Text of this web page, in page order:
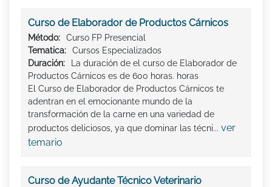
Curso de Elaborador de Productos Cárnicos
Método:
Curso FP Presencial
Tematica:
Cursos Especializados
Duración:
La duración de el curso de Elaborador de
Productos Cárnicos es de 600 horas. horas
El Curso de Elaborador de Productos Cárnicos te
adentran en el emocionante mundo de la
transformación de la carne en una variedad de
productos deliciosos, ya que dominar las técni... ver
temario
Curso de Ayudante Técnico Veterinario